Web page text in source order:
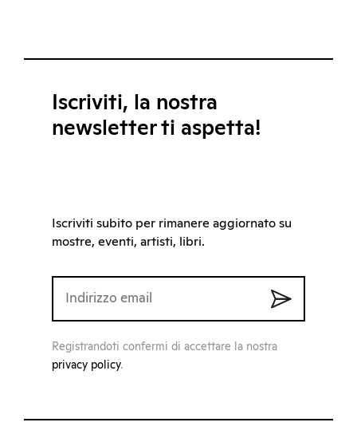
Iscriviti, la nostra
newsletter ti aspetta!
Iscriviti subito per rimanere aggiornato su
mostre, eventi, artisti, libri.
Registrandoti confermi di accettare la nostra
privacy policy.